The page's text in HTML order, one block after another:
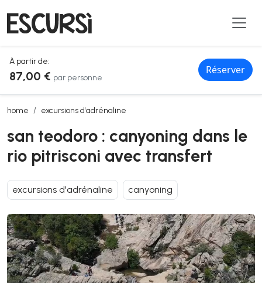
À partir de:
87,00 € par personne
Réserver
home excursions d'adrénaline
san teodoro : canyoning dans le rio pitrisconi avec transfert
san teodoro : canyoning dans le
rio pitrisconi avec transfert
excursions d'adrénaline canyoning